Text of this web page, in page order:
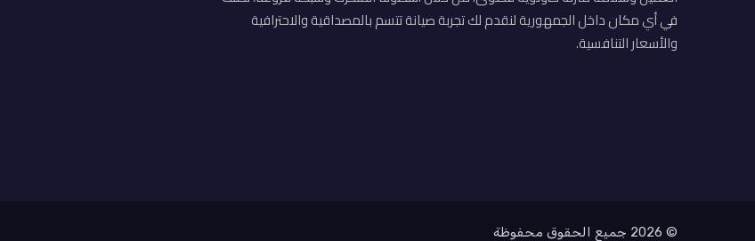
في أي مكان داخل الجمهورية لنقدم لك تجربة صيانة تتسم بالمصداقية والاحترافية
والأسعار التنافسية.
© 2026 جميع الحقوق محفوظة